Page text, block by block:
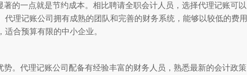
著的一点就是节约成本。相比聘请全职会计人员，选择代理记账可以
代理记账公司拥有成熟的团队和完善的财务系统，能够以较低的费用
合预算有限的中小企业。
。代理记账公司配备有经验丰富的财务人员，熟悉最新的会计政策